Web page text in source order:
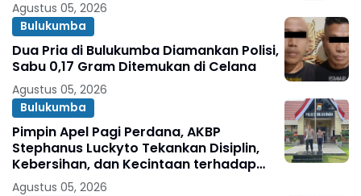
Agustus 05, 2026
Bulukumba
Dua Pria di Bulukumba Diamankan Polisi,
Sabu 0,17 Gram Ditemukan di Celana
Agustus 05, 2026
Bulukumba
Pimpin Apel Pagi Perdana, AKBP
Stephanus Luckyto Tekankan Disiplin,
Kebersihan, dan Kecintaan terhadap
Organisasi
Agustus 05, 2026